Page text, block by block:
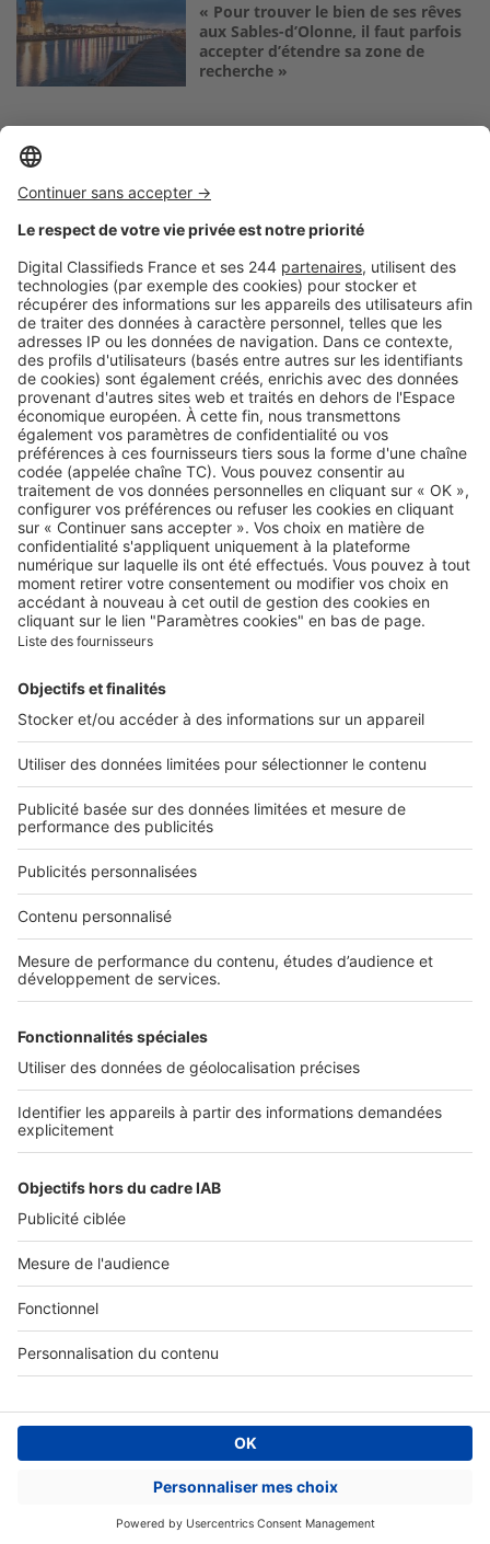
« Pour trouver le bien de ses rêves
aux Sables-d’Olonne, il faut parfois
accepter d’étendre sa zone de
recherche »
Logic-Immo c’est aussi …
Retrouvez-nous sur …
A propos
Qui sommes-nous ?
Contacter le service client
Nous rejoindre
Presse
Nos applications
Découvrez nos applications
Services pro
Accès client
Informations légales
Politique Générale de Protection des Données
Charte éditeur
Paramétrer mes cookies
Digital Classifieds France SAS © 2024 - all rights